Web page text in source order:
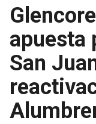
apuesta
San